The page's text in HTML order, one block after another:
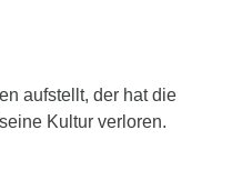
aufstellt, der hat die
Kultur verloren.